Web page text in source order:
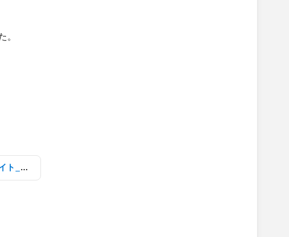
凡例シート選択で左寄せとハイライト_クリアしたらデフォルトの順序になってハイライト解除.twbx